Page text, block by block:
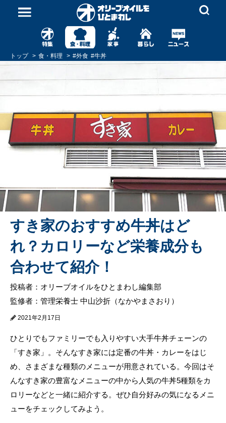
トップ 食・料理 #外食 #牛丼
すき家のおすすめ牛丼はど
れ？カロリーなど栄養成分も
合わせて紹介！
投稿者：オリーブオイルをひとまわし編集部
監修者：管理栄養士 中山沙折（なかやまさおり）
2021年2月17日
ひとりでもファミリーでも入りやすい大手牛丼チェーンの
「すき家」。そんなすき家には定番の牛丼・カレーをはじ
め、さまざまな種類のメニューが用意されている。今回はそ
んなすき家の豊富なメニューの中から人気の牛丼5種類をカ
ロリーなどと一緒に紹介する。ぜひ自分好みの気になるメニ
ューをチェックしてみよう。